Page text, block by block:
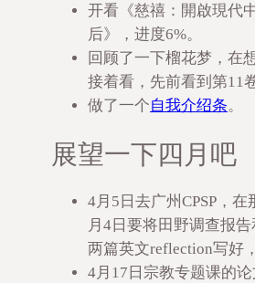
开看《慈禧：開啟現代
后》，进度6%。
回顾了一下榴花梦，在
接着看，先前看到第11卷
做了一个自我介绍条。
展望一下四月吧
4月5日去广州CPSP，
月4日要将田野调查报
两篇英文reflection写好
4月17日宗教专题课的论